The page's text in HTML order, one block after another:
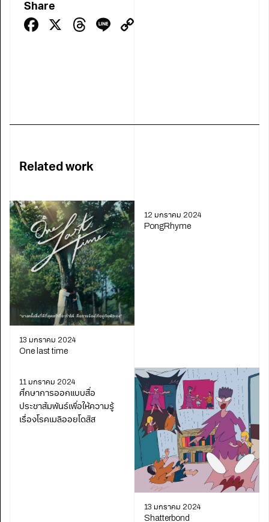
Share
Facebook
X Threads
Line
Related work
13 มกราคม 2024
One last time
12 มกราคม 2024
PongRhyme
11 มกราคม 2024
ศึกษาการออกแบบสื่อ
ประชาสัมพันธ์เพื่อให้ความรู้
เรื่องโรคเมลิออยโดสิส
13 มกราคม 2024
Shatterbond